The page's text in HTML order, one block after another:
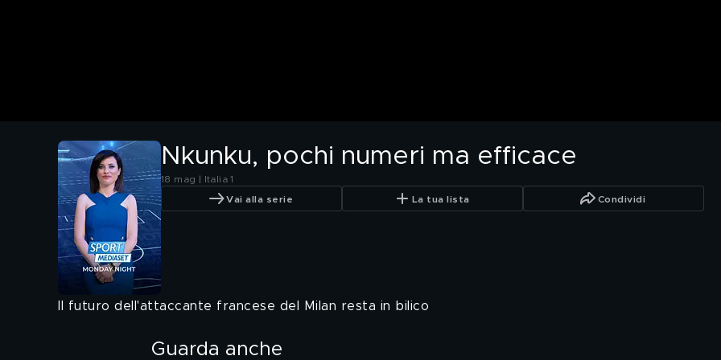
Nkunku, pochi numeri ma efficace
18 mag | Italia 1
Vai alla serie La tua lista Condividi
Il futuro dell'attaccante francese del Milan resta in bilico
Guarda anche